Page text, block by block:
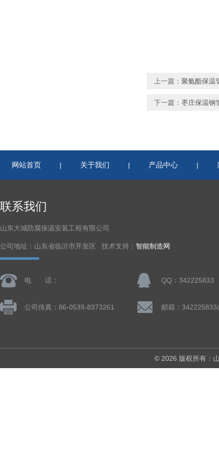
上一篇： 聚氨酯保温
下一篇： 枣庄保温钢
网站首页 | 关于我们 | 产品中心 |
联系我们
山东大城防腐保温安装工程有限公司
公司地址：山东省临沂市开发区 技术支持： 智能制造网
电 话： QQ：342225833
公司传真：86-0539-8373261 邮箱：
© 2026 版权所有：